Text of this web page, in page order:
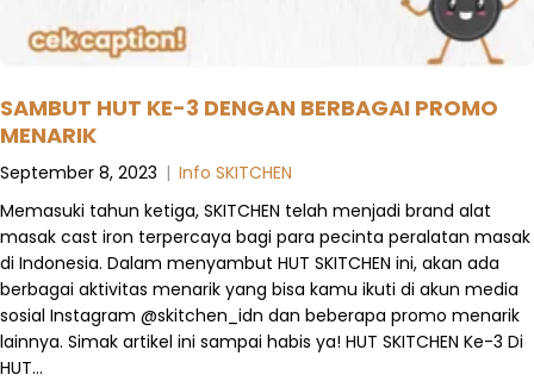
SAMBUT HUT KE-3 DENGAN BERBAGAI PROMO
MENARIK
September 8, 2023 | Info SKITCHEN
Memasuki tahun ketiga, SKITCHEN telah menjadi brand alat
masak cast iron terpercaya bagi para pecinta peralatan masak
di Indonesia. Dalam menyambut HUT SKITCHEN ini, akan ada
berbagai aktivitas menarik yang bisa kamu ikuti di akun media
sosial Instagram @skitchen_idn dan beberapa promo menarik
lainnya. Simak artikel ini sampai habis ya! HUT SKITCHEN Ke-3 Di
HUT…